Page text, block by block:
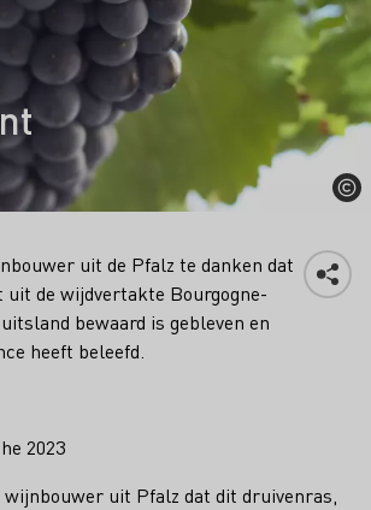
uit de Pfalz te danken dat
uit de wijdvertakte Bourgogne-
bewaard is gebleven en
heeft beleefd.
2023
uit Pfalz dat dit druivenras,